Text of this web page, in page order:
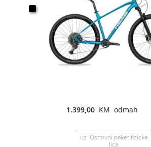
1.399,00 KM odmah
uz Osnovni paket fizicka
lica